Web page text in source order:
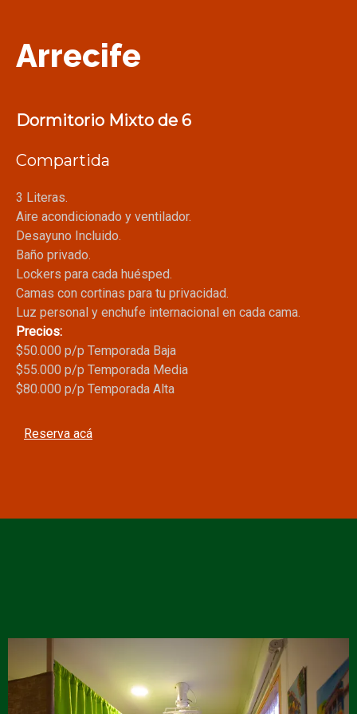
Arrecife
Dormitorio Mixto de 6
Compartida
3 Literas.
Aire acondicionado y ventilador.
Desayuno Incluido.
Baño privado.
Lockers para cada huésped.
Camas con cortinas para tu privacidad.
Luz personal y enchufe internacional en cada cama.
Precios:
$50.000 p/p Temporada Baja
$55.000 p/p Temporada Media
$80.000 p/p Temporada Alta
Reserva acá